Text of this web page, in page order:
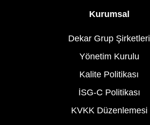
Kurumsal
Dekar Grup Şirketleri
Yönetim Kurulu
Kalite Politikası
İSG-C Politikası
KVKK Düzenlemesi